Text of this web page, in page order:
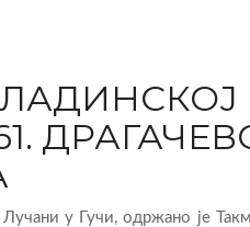
у Гучи, одржано је